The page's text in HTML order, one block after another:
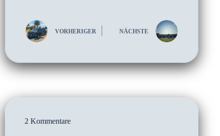
VORHERIGER NÄCHSTE
2 Kommentare